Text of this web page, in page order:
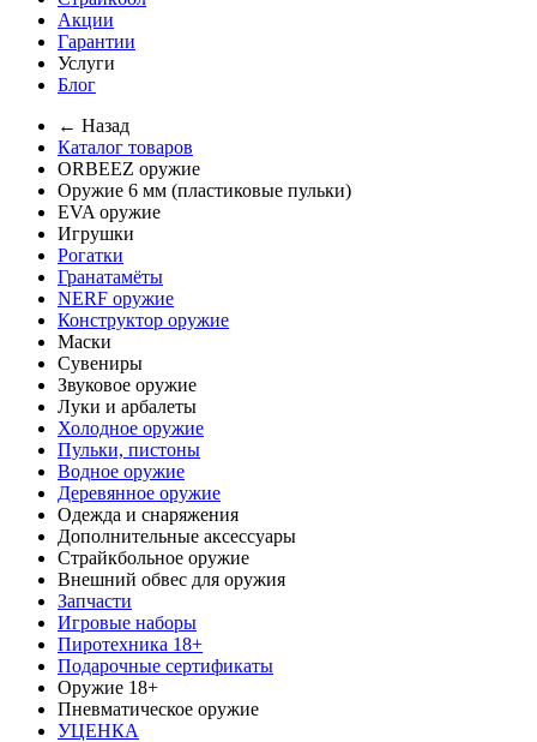
Акции
Гарантии
Услуги
Блог
← Назад
Каталог товаров
ORBEEZ оружие
Оружие 6 мм (пластиковые пульки)
EVA оружие
Игрушки
Рогатки
Гранатамёты
NERF оружие
Конструктор оружие
Маски
Сувениры
Звуковое оружие
Луки и арбалеты
Холодное оружие
Пульки, пистоны
Водное оружие
Деревянное оружие
Одежда и снаряжения
Дополнительные аксессуары
Страйкбольное оружие
Внешний обвес для оружия
Запчасти
Игровые наборы
Пиротехника 18+
Подарочные сертификаты
Оружие 18+
Пневматическое оружие
УЦЕНКА